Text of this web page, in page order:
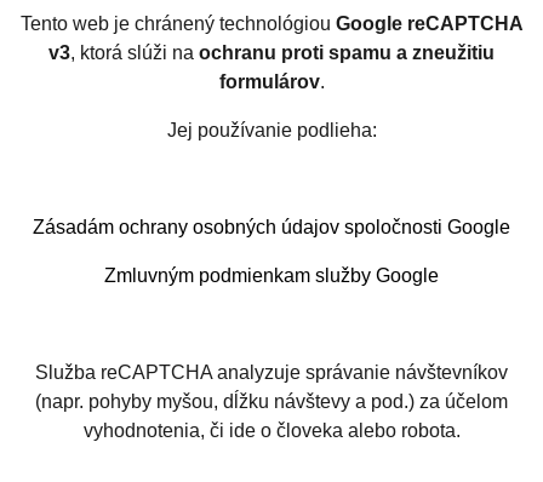
Tento web je chránený technológiou Google reCAPTCHA
v3, ktorá slúži na ochranu proti spamu a zneužitiu
formulárov.
Jej používanie podlieha:
Zásadám ochrany osobných údajov spoločnosti Google
Zmluvným podmienkam služby Google
Služba reCAPTCHA analyzuje správanie návštevníkov
(napr. pohyby myšou, dĺžku návštevy a pod.) za účelom
vyhodnotenia, či ide o človeka alebo robota.